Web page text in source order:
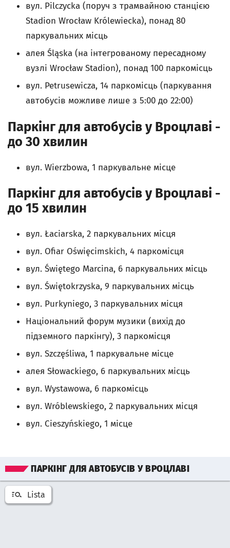
вул. Pilczycka (поруч з трамвайною станцією
Stadion Wrocław Królewiecka), понад 80
паркувальних місць
алея Śląska (на інтегрованому пересадному
вузлі Wrocław Stadion), понад 100 паркомісць
вул. Petrusewicza, 14 паркомісць (паркування
автобусів можливе лише з 5:00 до 22:00)
Паркінг для автобусів у Вроцлаві -
до 30 хвилин
вул. Wierzbowa, 1 паркувальне місце
Паркінг для автобусів у Вроцлаві -
до 15 хвилин
вул. Łaciarska, 2 паркувальних місця
вул. Ofiar Oświęcimskich, 4 паркомісця
вул. Świętego Marcina, 6 паркувальних місць
вул. Świętokrzyska, 9 паркувальних місць
вул. Purkyniego, 3 паркувальних місця
Національний форум музики (вихід до
підземного паркінгу), 3 паркомісця
вул. Szczęśliwa, 1 паркувальне місце
алея Słowackiego, 6 паркувальних місць
вул. Wystawowa, 6 паркомісць
вул. Wróblewskiego, 2 паркувальних місця
вул. Cieszyńskiego, 1 місце
ПАРКІНГ ДЛЯ АВТОБУСІВ У ВРОЦЛАВІ
Otwórz listę miejsć
Lista